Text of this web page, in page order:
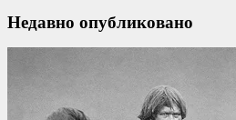
Недавно опубликовано